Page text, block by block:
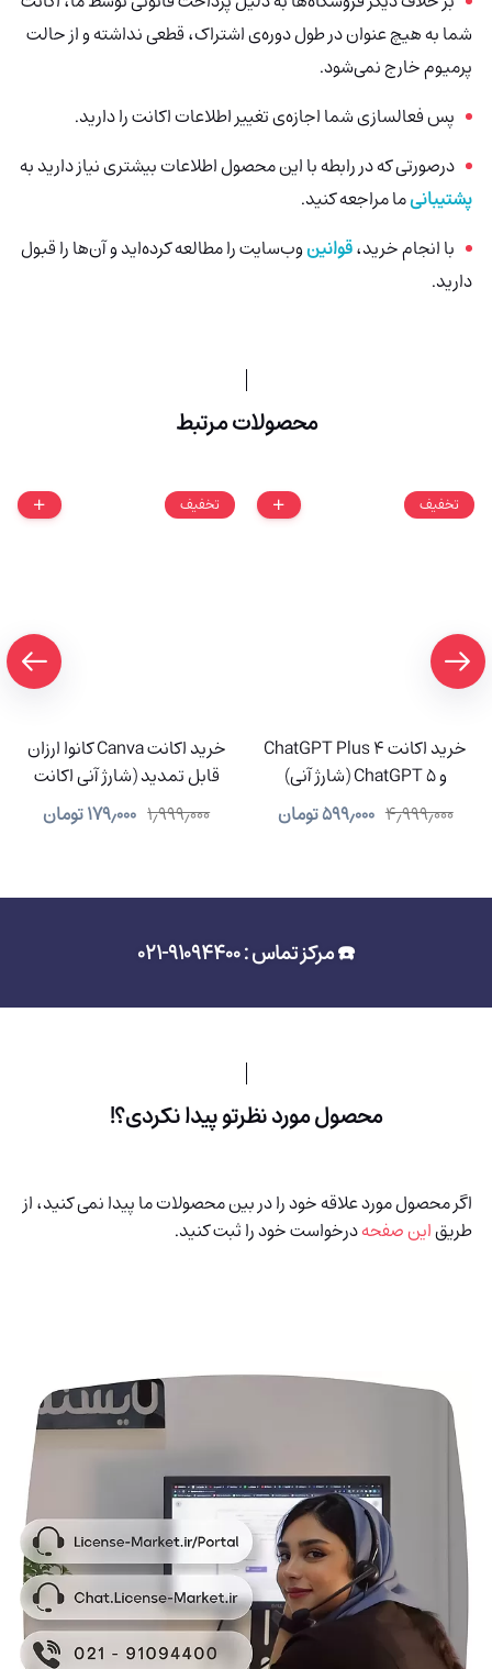
شما به هیچ عنوان در طول دوره‌ی اشتراک، قطعی نداشته و از حالت
پرمیوم خارج نمی‌شود.
پس فعالسازی شما اجازه‌ی تغییر اطلاعات اکانت را دارید.
درصورتی‌ که در رابطه با این محصول اطلاعات بیشتری نیاز دارید به
پشتیبانیما مراجعه کنید.
با انجام خرید،قوانینوب‌سایت را مطالعه کرده‌اید و آن‌ها را قبول
دارید.
محصولات مرتبط
تخفیف
خرید اکانت ChatGPT Plus 4
و ChatGPT 5 (شارژ آنی)
۴٫۹۹۹٫۰۰۰ ۵۹۹٫۰۰۰تومان
تخفیف
خرید اکانت Canva کانوا ارزان
قابل تمدید (شارژ آنی اکانت
شما) ۱٫۹۹۹٫۰۰۰ ۱۷۹٫۰۰۰تومان
☎️ مرکز تماس : 91094400-021
محصول مورد نظرتو پیدا نکردی؟!
اگر محصول مورد علاقه خود را در بین محصولات ما پیدا نمی کنید، از
طریقاین صفحهدرخواست خود را ثبت کنید.